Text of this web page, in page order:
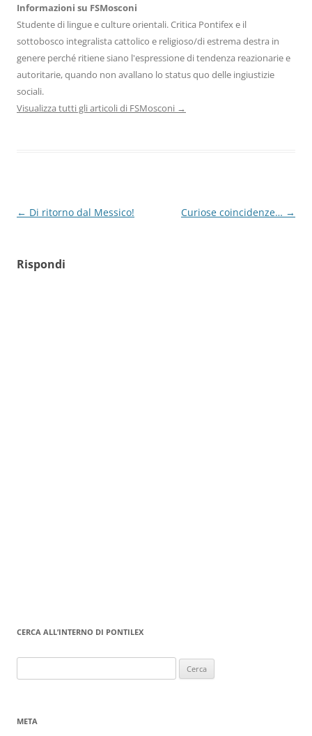
Informazioni su FSMosconi
Studente di lingue e culture orientali. Critica Pontifex e il
sottobosco integralista cattolico e religioso/di estrema destra in
genere perché ritiene siano l'espressione di tendenza reazionarie e
autoritarie, quando non avallano lo status quo delle ingiustizie
sociali.
Visualizza tutti gli articoli di FSMosconi →
Navigazione
← Di ritorno dal Messico! Curiose coincidenze… →
Rispondi
CERCA ALL’INTERNO DI PONTILEX
per:
META